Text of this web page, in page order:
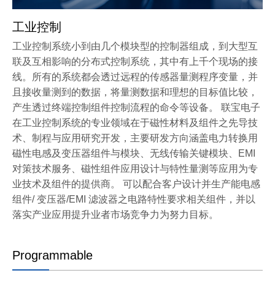
工业控制
工业控制系统小到由几个模块型的控制器组成，到大型互
联及互相影响的分布式控制系统，其中有上千个现场的接
线。所有的系统都会透过远程的传感器量测程序变量，并
且接收量测到的数据，将量测数据和理想的目标值比较，
产生透过终端控制组件控制流程的命令等设备。 联宝电子
在工业控制系统的专业领域在于磁性材料及组件之先导技
术、制程与应用研究开发，主要研发方向涵盖电力转换用
磁性电感及变压器组件与模块、无线传输关键模块、EMI
对策技术服务、磁性组件应用设计与特性量测等应用为专
业技术及组件的提供商。 可以配合客户设计并生产能电感
组件/ 变压器/EMI 滤波器之电路特性要求相关组件，并以
落实产业应用提升业者市场竞争力为努力目标。
Programmable